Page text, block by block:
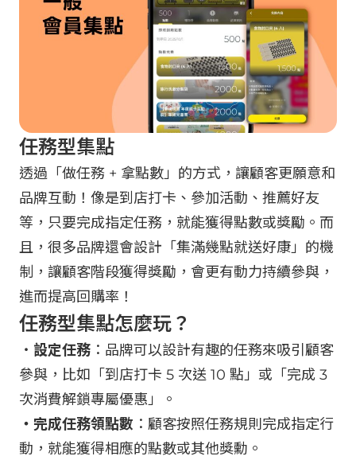
任務型集點
透過「做任務 + 拿點數」的方式，讓顧客更願意和
品牌互動！像是到店打卡、參加活動、推薦好友
等，只要完成指定任務，就能獲得點數或獎勵。而
且，很多品牌還會設計「集滿幾點就送好康」的機
制，讓顧客階段獲得獎勵，會更有動力持續參與，
進而提高回購率！
任務型集點怎麼玩？
・ 設定任務 ：品牌可以設計有趣的任務來吸引顧客
參與，比如「到店打卡 5 次送 10 點」或「完成 3
次消費解鎖專屬優惠」。
・完成任務領點數 ：顧客按照任務規則完成指定行
動，就能獲得相應的點數或其他獎勳。